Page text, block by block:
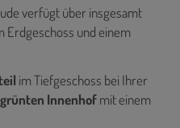
verfügt über insgesamt
Erdgeschoss und einem
im Tiefgeschoss bei Ihrer
Innenhofmit einem